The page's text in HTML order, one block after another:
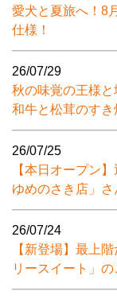
愛犬と夏旅へ！8
仕様！
26/07/29
秋の味覚の王様
和牛と松茸のすき
26/07/25
【本日オープン
ゆめのさき店」さ
26/07/24
【新登場】最上
リースイート」の